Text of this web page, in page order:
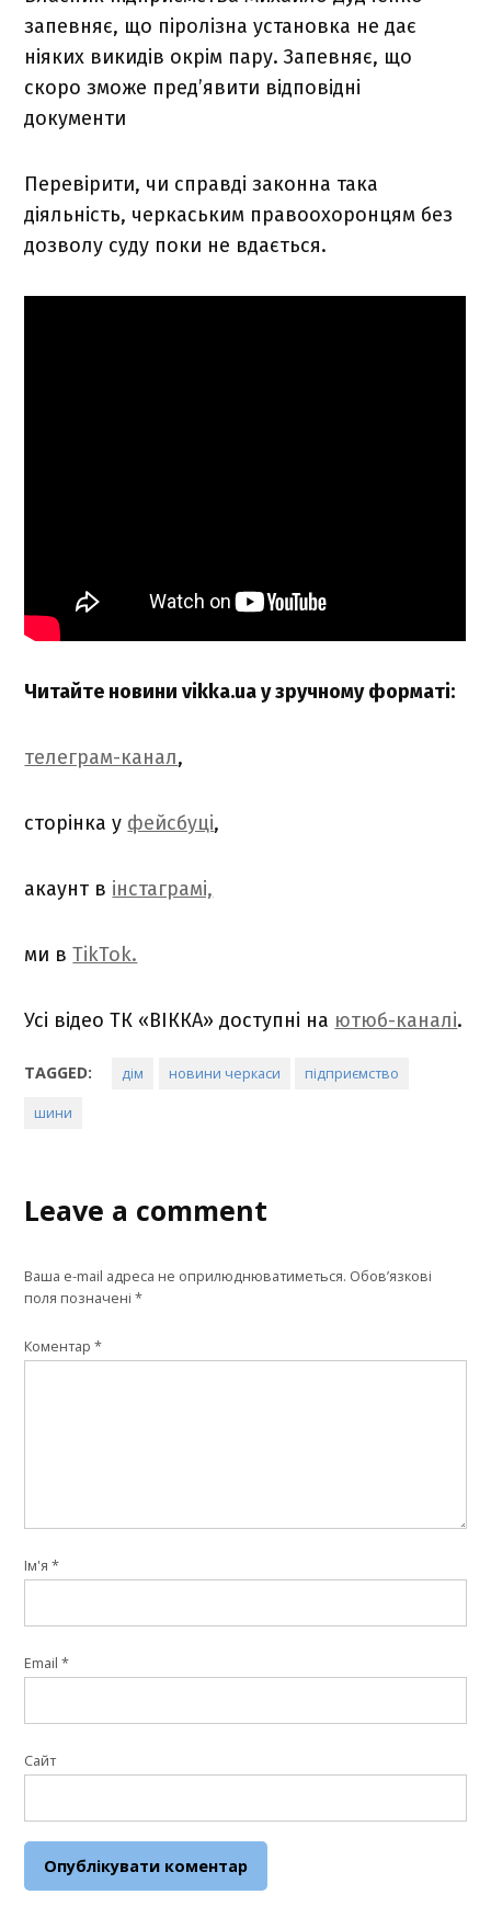
запевняє, що піролізна установка не дає
ніяких викидів окрім пару. Запевняє, що
скоро зможе пред’явити відповідні
документи
Перевірити, чи справді законна така
діяльність, черкаським правоохоронцям без
дозволу суду поки не вдається.
Читайте новини vikka.ua у зручному форматі:
телеграм-канал,
сторінка у фейсбуці,
акаунт в інстаграмі,
ми вTikTok.
Усі відео ТК «ВІККА» доступні на ютюб-каналі.
TAGGED: дім новини черкаси підприємство
шини
Leave a comment
Ваша e-mail адреса не оприлюднюватиметься. Обов’язкові
поля позначені*
Коментар*
Ім'я*
Email*
Сайт